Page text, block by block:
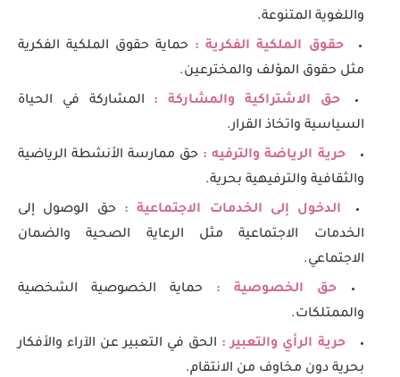
واللغوية المتنوعة.
حقوق الملكية الفكرية : حماية حقوق الملكية الفكرية
مثل حقوق المؤلف والمخترعين.
حق الاشتراكية والمشاركة : المشاركة في الحياة
السياسية واتخاذ القرار.
حرية الرياضة والترفيه : حق ممارسة الأنشطة الرياضية
والثقافية والترفيهية بحرية.
الدخول إلى الخدمات الاجتماعية : حق الوصول إلى
الخدمات الاجتماعية مثل الرعاية الصحية والضمان
الاجتماعي.
حق الخصوصية :
حماية الخصوصية الشخصية
والممتلكات.
حرية الرأي والتعبير : الحق في التعبير عن الآراء والأفكار
بحرية دون مخاوف من الانتقام.